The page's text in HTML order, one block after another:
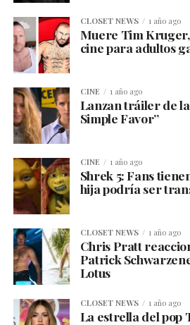
CLOSET NEWS 1 año ago
Muere Tim
cine para adultos
CINE 1 año ago
Lanzan tráiler de
Simple Favor”
CINE 1 año ago
Shrek 5: Fans
hija podría ser
CLOSET NEWS 1 año ago
Chris Pratt
Patrick
Lotus
CLOSET NEWS 1 año ago
La estrella del pop